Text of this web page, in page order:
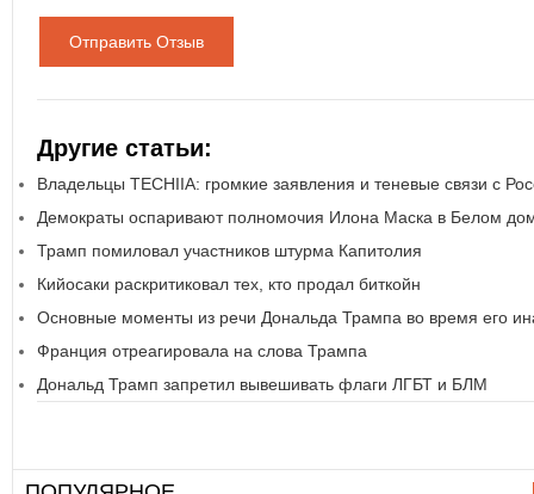
Отправить Отзыв
Другие статьи:
Владельцы TECHIIA: громкие заявления и теневые связи с
Демократы оспаривают полномочия Илона Маска в Белом
Трамп помиловал участников штурма Капитолия
Кийосаки раскритиковал тех, кто продал биткойн
Основные моменты из речи Дональда Трампа во время его
Франция отреагировала на слова Трампа
Дональд Трамп запретил вывешивать флаги ЛГБТ и БЛМ